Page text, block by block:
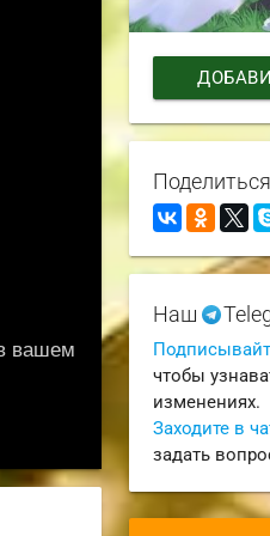
Наш
чтобы
изменениях.
Заходите в
задать